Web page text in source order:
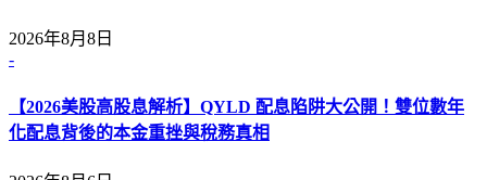
2026年8月8日
-
【2026美股高股息解析】QYLD 配息陷阱大公開！雙位數年
化配息背後的本金重挫與稅務真相